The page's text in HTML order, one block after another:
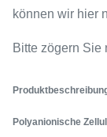
können wir hier
Bitte zögern Sie
Polyanionische